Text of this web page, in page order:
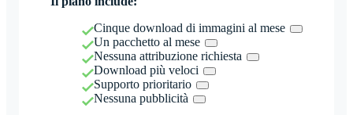
Cinque download di immagini al mese
Un pacchetto al mese
Nessuna attribuzione richiesta
Download più veloci
Supporto prioritario
Nessuna pubblicità